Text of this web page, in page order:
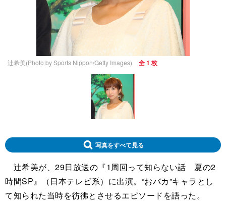
辻希美(Photo by Sports Nippon/Getty Images) 全 1 枚
写真をすべて見る
辻希美が、29日放送の『1周回って知らない話 夏の2
時間SP』（日本テレビ系）に出演。“おバカ”キャラとし
て知られた当時を彷彿とさせるエピソードを語った。